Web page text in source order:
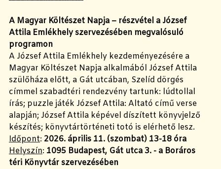
A Magyar Költészet Napja – részvétel a József
Attila Emlékhely szervezésében megvalósuló
programon
A József Attila Emlékhely kezdeményezésére a
Magyar Költészet Napja alkalmából József Attila
szülőháza előtt, a Gát utcában, Szelíd dörgés
címmel szabadtéri rendezvény tartunk: lúdtollal
írás; puzzle játék József Attila: Altató című verse
alapján; József Attila képével díszített könyvjelző
készítés; könyvtártörténeti totó is elérhető lesz.
Időpont: 2026. április 11. (szombat) 13-18 óra
Helyszín: 1095 Budapest, Gát utca 3. - a Boráros
téri Könyvtár szervezésében